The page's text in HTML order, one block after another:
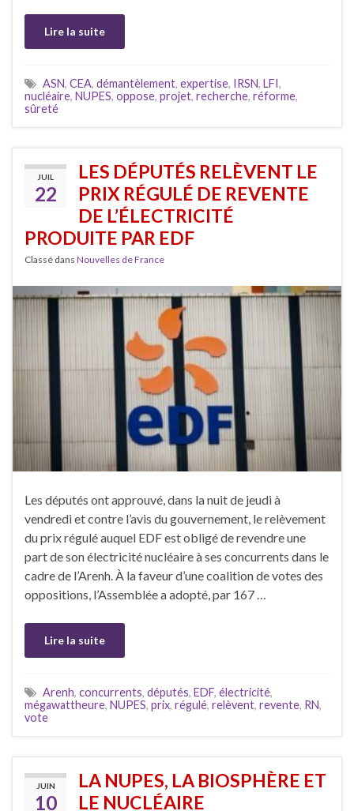
Lire la suite
ASN, CEA, démantèlement, expertise, IRSN, LFI,
nucléaire, NUPES, oppose, projet, recherche, réforme,
sûreté
JUIL
22
LES DÉPUTÉS RELÈVENT LE
PRIX RÉGULÉ DE REVENTE
DE L’ÉLECTRICITÉ
PRODUITE PAR EDF
Classé dans Nouvelles de France
Les députés ont approuvé, dans la nuit de jeudi à
vendredi et contre l’avis du gouvernement, le relèvement
du prix régulé auquel EDF est obligé de revendre une
part de son électricité nucléaire à ses concurrents dans le
cadre de l’Arenh. À la faveur d’une coalition de votes des
oppositions, l’Assemblée a adopté, par 167 …
Lire la suite
Arenh, concurrents, députés, EDF, électricité,
mégawattheure, NUPES, prix, régulé, relèvent, revente, RN,
vote
JUIN
10
LA NUPES, LA BIOSPHÈRE ET
LE NUCLÉAIRE